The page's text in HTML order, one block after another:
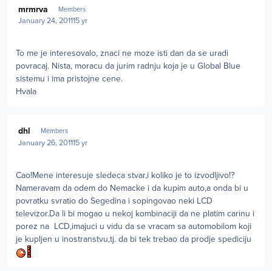
mrmrva Members
January 24, 201115 yr
To me je interesovalo, znaci ne moze isti dan da se uradi
povracaj. Nista, moracu da jurim radnju koja je u Global Blue
sistemu i ima pristojne cene.
Hvala
dhl Members
January 26, 201115 yr
Cao!Mene interesuje sledeca stvar,i koliko je to izvodljivo!?
Nameravam da odem do Nemacke i da kupim auto,a onda bi u
povratku svratio do Segedina i sopingovao neki LCD
televizor.Da li bi mogao u nekoj kombinaciji da ne platim carinu i
porez na LCD,imajuci u vidu da se vracam sa automobilom koji
je kupljen u inostranstvu,tj. da bi tek trebao da prodje spediciju